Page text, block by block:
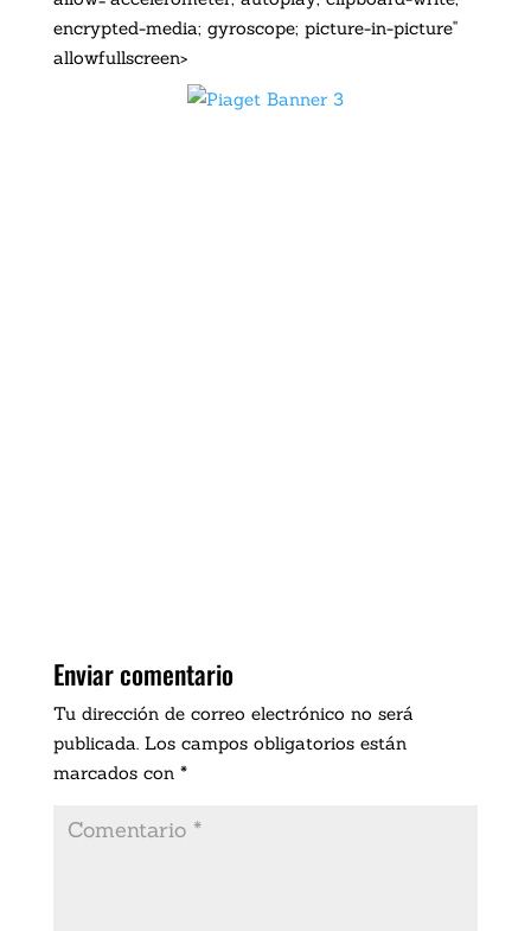
encrypted-media; gyroscope; picture-in-picture"
allowfullscreen>
Enviar comentario
Tu dirección de correo electrónico no será
publicada. Los campos obligatorios están
marcados con *